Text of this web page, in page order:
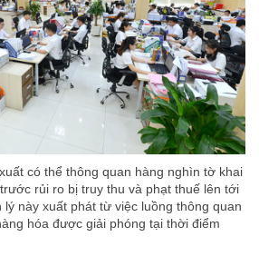
có thể thông quan hàng nghìn tờ khai
rủi ro bị truy thu và phạt thuế lên tới
lý này xuất phát từ việc luồng thông quan
hóa được giải phóng tại thời điểm